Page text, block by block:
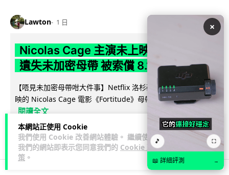
本網站正使用 Cookie
我們使用 Cookie 改善網站體驗。 繼續使用
我們的網站即表示您同意我們的 Cookie 政
策 。
Lawton 1 日
Nicolas Cage 主演未上映電影 Netflix
遺失未加密母帶 被索償 8.19 億港元
【唔見未加密母帶咁大件事】Netflix 洛杉磯辦公室被竊，未上
映的 Nicolas Cage 電影《Fortitude》母帶亦告失蹤。電影...
閱讀全文
184 10 ↗ 分享
×
🎵 ⛶
📖 詳細評測 →